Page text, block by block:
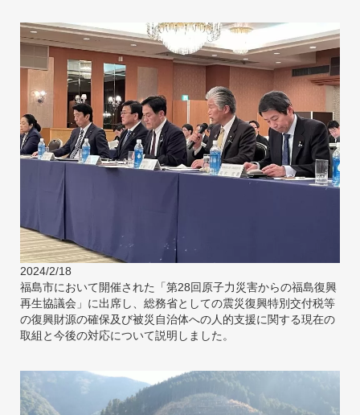
2024/2/18
福島市において開催された「第28回原子力災害からの福島復興
再生協議会」に出席し、総務省としての震災復興特別交付税等
の復興財源の確保及び被災自治体への人的支援に関する現在の
取組と今後の対応について説明しました。